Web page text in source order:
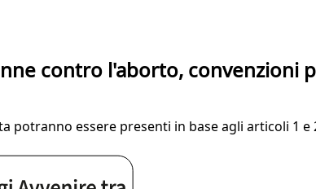
contro l'aborto, convenzioni
potranno essere presenti in base agli articoli 1